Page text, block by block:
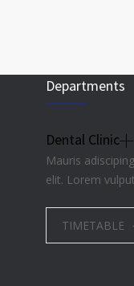
Departments
Dental Clinic
Mauris
elit. Lorem
TIMETABLE